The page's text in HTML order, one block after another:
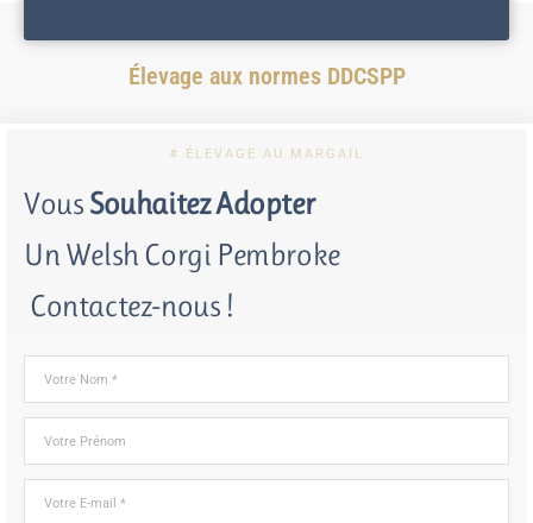
Élevage aux normes DDCSPP
# ÉLEVAGE AU MARGAIL
Vous Souhaitez Adopter
Un Welsh Corgi Pembroke
Contactez-nous !